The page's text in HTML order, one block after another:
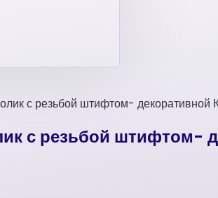
с резьбой штифтом- декоративной
с резьбой штифтом-